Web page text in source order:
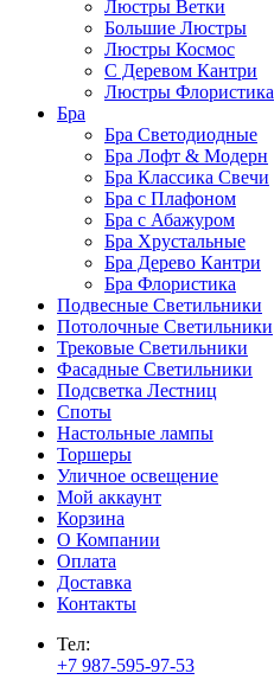
Люстры Ветки
Большие Люстры
Люстры Космос
С Деревом Кантри
Люстры Флористика
Бра
Бра Светодиодные
Бра Лофт & Модерн
Бра Классика Свечи
Бра с Плафоном
Бра с Абажуром
Бра Хрустальные
Бра Дерево Кантри
Бра Флористика
Подвесные Светильники
Потолочные Светильники
Трековые Светильники
Фасадные Светильники
Подсветка Лестниц
Споты
Настольные лампы
Торшеры
Уличное освещение
Мой аккаунт
Корзина
О Компании
Оплата
Доставка
Контакты
Тел:
+7 987-595-97-53